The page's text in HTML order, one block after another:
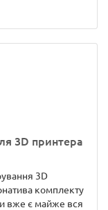
3D принтера
3D
комплекту
вже є майже вся